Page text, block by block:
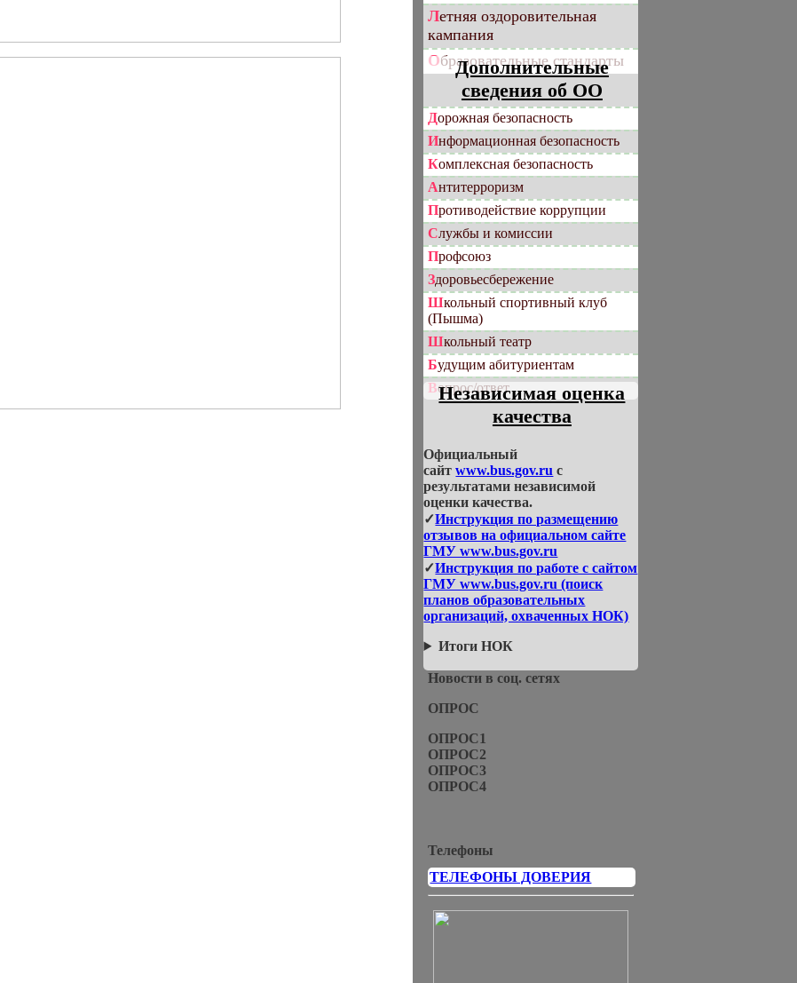
Летняя оздоровительная
кампания
Образовательные стандарты
Дополнительные
сведения об ОО
Дорожная безопасность
Информационная безопасность
Комплексная безопасность
Антитерроризм
Противодействие коррупции
Службы и комиссии
Профсоюз
Здоровьесбережение
Школьный спортивный клуб
(Пышма)
Школьный театр
Будущим абитуриентам
Вопрос/ответ
Независимая оценка
качества
Официальный
сайтwww.bus.gov.ru с
результатами независимой
оценки качества.
✓Инструкция по размещению
отзывов на официальном сайте
ГМУ www.bus.gov.ru
✓Инструкция по работе с сайтом
ГМУ www.bus.gov.ru (поиск
планов образовательных
организаций, охваченных НОК)
Итоги НОК
Новости в соц. сетях
ОПРОС
ОПРОС1
ОПРОС2
ОПРОС3
ОПРОС4
Телефоны
ТЕЛЕФОНЫ ДОВЕРИЯ